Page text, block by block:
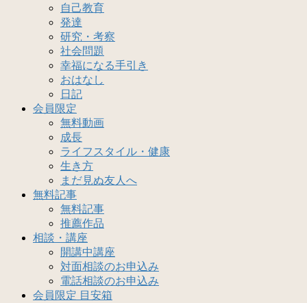
自己教育
発達
研究・考察
社会問題
幸福になる手引き
おはなし
日記
会員限定
無料動画
成長
ライフスタイル・健康
生き方
まだ見ぬ友人へ
無料記事
無料記事
推薦作品
相談・講座
開講中講座
対面相談のお申込み
電話相談のお申込み
会員限定 目安箱